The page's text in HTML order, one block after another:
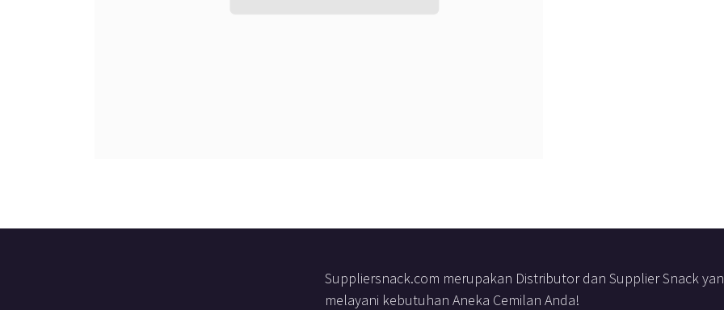
Suppliersnack.com merupakan Distributor dan Supplier Snack
melayani kebutuhan Aneka Cemilan Anda!